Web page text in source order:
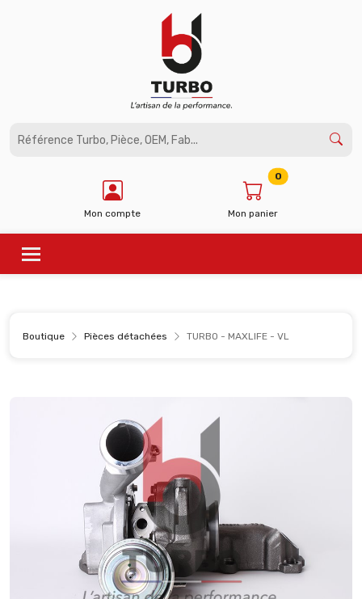
Mon compte Mon panier
0
Boutique Pièces détachées TURBO - MAXLIFE - VL
Panneau de gestion des cookies